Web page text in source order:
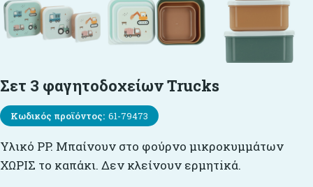
Σετ 3 φαγητοδοχείων Trucks
Κωδικός προϊόντος: 61-79473
Υλικό PP. Μπαίνουν στο φούρνο μικροκυμμάτων
ΧΩΡIΣ το καπάκι. Δεν κλείνουν ερμητiκά.